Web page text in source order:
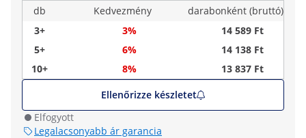
db
Kedvezmény
darabonként (bruttó)
3+
3%
14 589 Ft
5+
6%
14 138 Ft
10+
8%
13 837 Ft
Ellenőrizze készletet
Elfogyott
Legalacsonyabb ár garancia